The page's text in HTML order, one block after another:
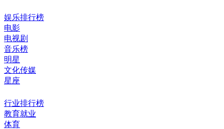
娱乐排行榜
电影
电视剧
音乐榜
明星
文化传媒
星座
行业排行榜
教育就业
体育